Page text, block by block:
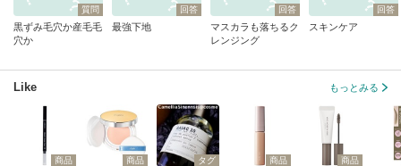
質問
黒ずみ毛穴か産毛毛
穴か
回答
最強下地
回答
マスカラも落ちるク
レンジング
回答
スキンケア
Like もっとみる
商品 商品 タグ 商品 商品